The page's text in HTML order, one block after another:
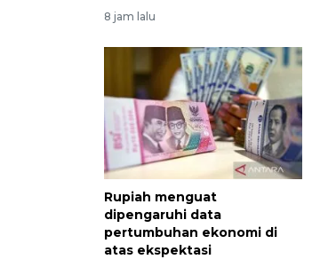
8 jam lalu
Rupiah menguat
dipengaruhi data
pertumbuhan ekonomi di
atas ekspektasi